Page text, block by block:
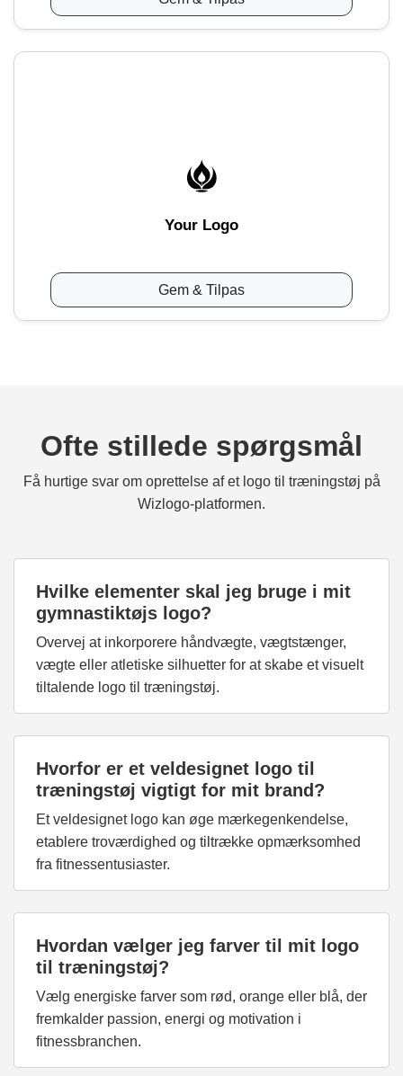
Your Logo
Gem & Tilpas
Ofte stillede spørgsmål
Få hurtige svar om oprettelse af et logo til træningstøj på
Wizlogo-platformen.
Hvilke elementer skal jeg bruge i mit
gymnastiktøjs logo?
Overvej at inkorporere håndvægte, vægtstænger,
vægte eller atletiske silhuetter for at skabe et visuelt
tiltalende logo til træningstøj.
Hvorfor er et veldesignet logo til
træningstøj vigtigt for mit brand?
Et veldesignet logo kan øge mærkegenkendelse,
etablere troværdighed og tiltrække opmærksomhed
fra fitnessentusiaster.
Hvordan vælger jeg farver til mit logo
til træningstøj?
Vælg energiske farver som rød, orange eller blå, der
fremkalder passion, energi og motivation i
fitnessbranchen.